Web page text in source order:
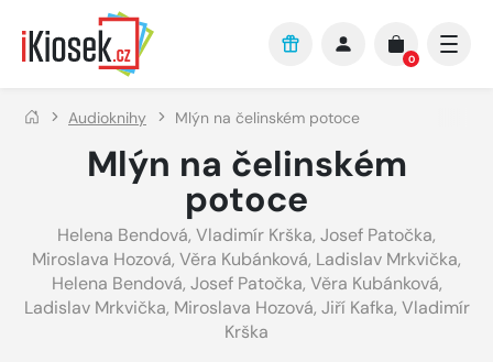
Přejít na hlavní obsah
0
Audioknihy Mlýn na čelinském potoce
Mlýn na čelinském
potoce
Helena Bendová, Vladimír Krška, Josef Patočka,
Miroslava Hozová, Věra Kubánková, Ladislav Mrkvička,
Helena Bendová, Josef Patočka, Věra Kubánková,
Ladislav Mrkvička, Miroslava Hozová, Jiří Kafka, Vladimír
Krška